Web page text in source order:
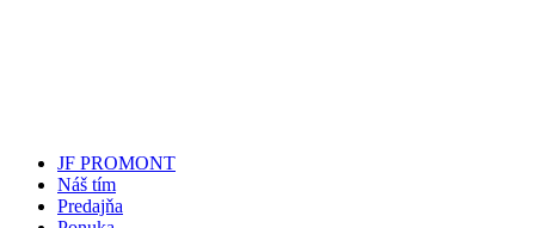
JF PROMONT
Náš tím
Predajňa